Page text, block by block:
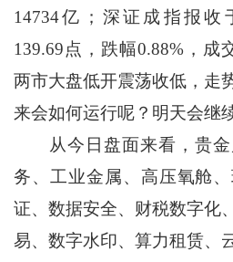
14734亿；深证成指报收
139.69点，跌幅0.88%，成
两市大盘低开震荡收低，走
来会如何运行呢？明天会继
从今日盘面来看，贵金
务、工业金属、高压氧舱
证、数据安全、财税数字化
易、数字水印、算力租赁、